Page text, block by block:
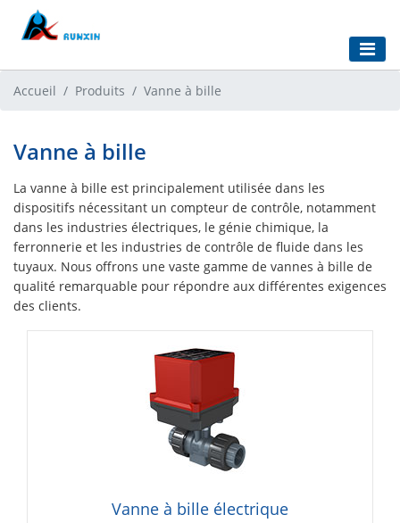
Accueil Produits Vanne à bille
Vanne à bille
La vanne à bille est principalement utilisée dans les
dispositifs nécessitant un compteur de contrôle, notamment
dans les industries électriques, le génie chimique, la
ferronnerie et les industries de contrôle de fluide dans les
tuyaux. Nous offrons une vaste gamme de vannes à bille de
qualité remarquable pour répondre aux différentes exigences
des clients.
Vanne à bille électrique